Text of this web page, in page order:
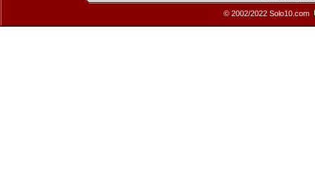
© 2002/2022 Solo10.com